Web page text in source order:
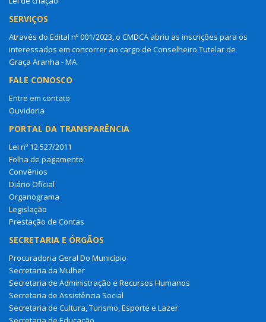
SERVIÇOS
Através do Edital nº 001/2023, o CMDCA abriu as inscrições para os
interessados em concorrer ao cargo de Conselheiro Tutelar de
Graça Aranha - MA
FALE CONOSCO
Entre em contato
Ouvidoria
PORTAL DA TRANSPARÊNCIA
Lei nº 12.527/2011
Folha de pagamento
Convênios
Diário Oficial
Organograma
Legislação
Prestação de Contas
SECRETARIA E ÓRGÃOS
Procuradoria Geral Do Município
Secretaria da Mulher
Secretaria de Administração e Recursos Humanos
Secretaria de Assistência Social
Secretaria de Cultura, Turismo, Esporte e Lazer